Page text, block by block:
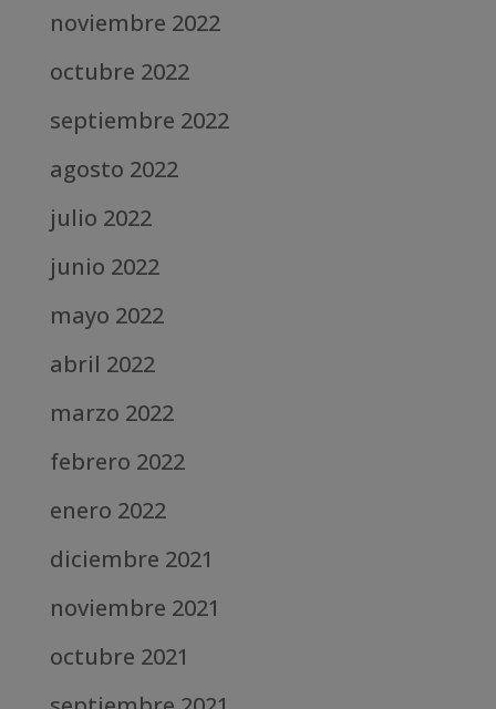
noviembre 2022
octubre 2022
septiembre 2022
agosto 2022
julio 2022
junio 2022
mayo 2022
abril 2022
marzo 2022
febrero 2022
enero 2022
diciembre 2021
noviembre 2021
octubre 2021